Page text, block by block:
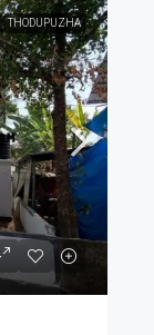
THODUPUZHA